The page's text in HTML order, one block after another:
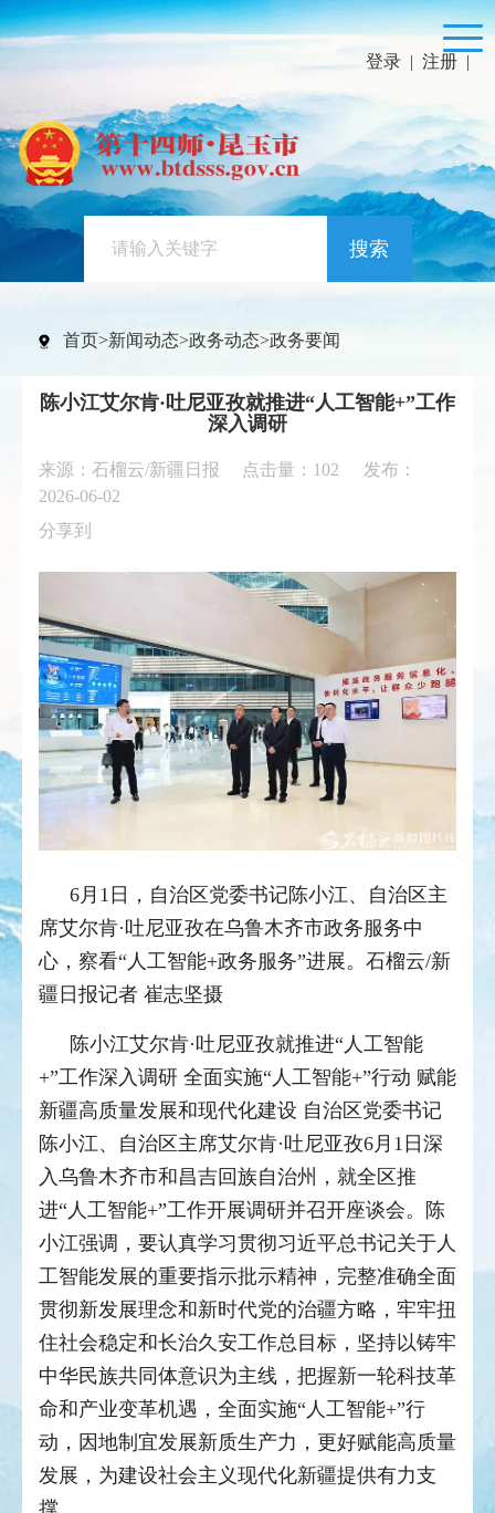
登录 | 注册 |
搜索
首页>新闻动态>政务动态>政务要闻
陈小江艾尔肯·吐尼亚孜就推进“人工智能+”工作
深入调研
来源：石榴云/新疆日报 点击量： 102
发布：
2026-06-02
分享到
6月1日，自治区党委书记陈小江、自治区主
席艾尔肯·吐尼亚孜在乌鲁木齐市政务服务中
心，察看“人工智能+政务服务”进展。石榴云/新
疆日报记者 崔志坚摄
陈小江艾尔肯·吐尼亚孜就推进“人工智能
+”工作深入调研 全面实施“人工智能+”行动 赋能
新疆高质量发展和现代化建设 自治区党委书记
陈小江、自治区主席艾尔肯·吐尼亚孜6月1日深
入乌鲁木齐市和昌吉回族自治州，就全区推
进“人工智能+”工作开展调研并召开座谈会。 陈
小江强调，要认真学习贯彻习近平总书记关于人
工智能发展的重要指示批示精神，完整准确全面
贯彻新发展理念和新时代党的治疆方略，牢牢扭
住社会稳定和长治久安工作总目标，坚持以铸牢
中华民族共同体意识为主线，把握新一轮科技革
命和产业变革机遇，全面实施“人工智能+”行
动，因地制宜发展新质生产力，更好赋能高质量
发展，为建设社会主义现代化新疆提供有力支
撑。